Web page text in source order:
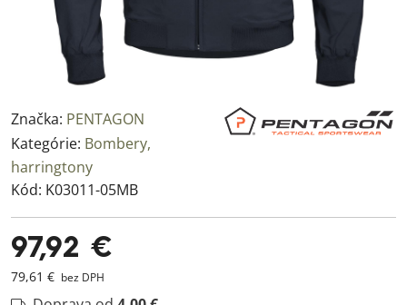
Značka: PENTAGON
Kategórie: Bombery,
harringtony
Kód: K03011-05MB
97,92 €
79,61 € bez DPH